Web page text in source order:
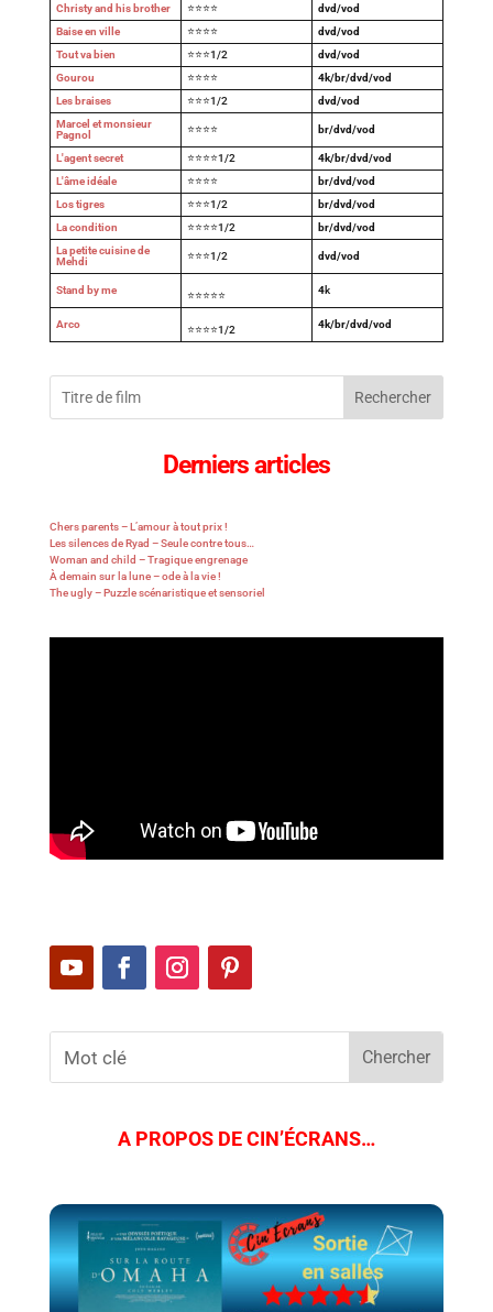
Christy and his brother
⭐⭐⭐⭐
dvd/vod
Baise en ville
⭐⭐⭐⭐
dvd/vod
Tout va bien
⭐⭐⭐1/2
dvd/vod
Gourou
⭐⭐⭐⭐
4k/br/dvd/vod
Les braises
⭐⭐⭐1/2
dvd/vod
Marcel et monsieur
Pagnol
⭐⭐⭐⭐ br/dvd/vod
L'agent secret ⭐⭐⭐⭐1/2
4k/br/dvd/vod
L'âme idéale
⭐⭐⭐⭐
br/dvd/vod
Los tigres
⭐⭐⭐1/2
br/dvd/vod
La condition
⭐⭐⭐⭐1/2
br/dvd/vod
La petite cuisine de
Mehdi
⭐⭐⭐1/2 dvd/vod
Stand by me ⭐⭐⭐⭐⭐ 4k
Arco ⭐⭐⭐⭐1/2 4k/br/dvd/vod
Rechercher
Derniers articles
Chers parents – L’amour à tout prix !
Les silences de Ryad – Seule contre tous…
Woman and child – Tragique engrenage
À demain sur la lune – ode à la vie !
The ugly – Puzzle scénaristique et sensoriel
A PROPOS DE CIN’ÉCRANS…